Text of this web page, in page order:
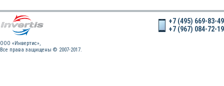
OOO «Инвертис»,
Все права защищены © 2007-2017.
+7 (495) 669-83-49
+7 (967) 084-72-19